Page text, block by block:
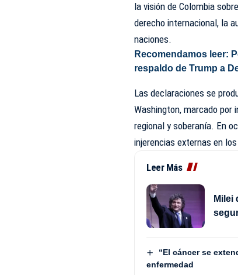
la visión de Colombia
derecho internacional, la
naciones.
Recomendamos leer:
respaldo de Trump a
Las declaraciones se
Washington, marcado
regional y soberanía. En
injerencias externas en
Leer Más
Milei
“El cáncer se
enfermedad